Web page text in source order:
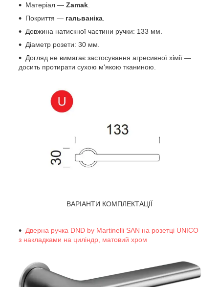
Матеріал — Zamak
Покриття — гальваніка
Довжина натискної частини ручки: 133 мм.
Діаметр розети: 30 мм.
Догляд не вимагає застосування агресивної хімії —
досить протирати сухою м'якою тканиною.
ВАРІАНТИ КОМПЛЕКТАЦІЇ
Дверна ручка DND by Martinelli SAN на розетці UNICO
з накладками на циліндр, матовий хром